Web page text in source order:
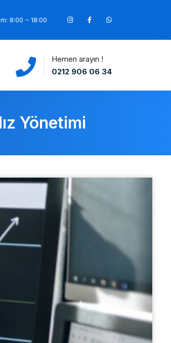
8:00 – 18:00
Hemen arayın !
0212 906 06 34
Yönetimi